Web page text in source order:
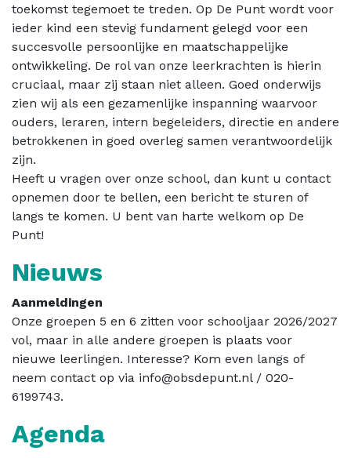
toekomst tegemoet te treden. Op De Punt wordt voor
ieder kind een stevig fundament gelegd voor een
succesvolle persoonlijke en maatschappelijke
ontwikkeling. De rol van onze leerkrachten is hierin
cruciaal, maar zij staan niet alleen. Goed onderwijs
zien wij als een gezamenlijke inspanning waarvoor
ouders, leraren, intern begeleiders, directie en andere
betrokkenen in goed overleg samen verantwoordelijk
zijn.
Heeft u vragen over onze school, dan kunt u contact
opnemen door te bellen, een bericht te sturen of
langs te komen. U bent van harte welkom op De
Punt!
Nieuws
Aanmeldingen
Onze groepen 5 en 6 zitten voor schooljaar 2026/2027
vol, maar in alle andere groepen is plaats voor
nieuwe leerlingen. Interesse? Kom even langs of
neem contact op via info@obsdepunt.nl / 020-
6199743.
Agenda